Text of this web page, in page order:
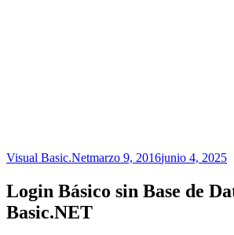
Visual Basic.Netmarzo 9, 2016junio 4, 2025
Login Básico sin Base de
Basic.NET